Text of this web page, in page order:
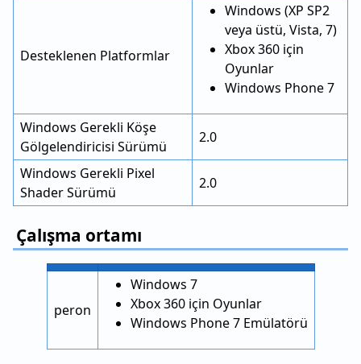
Desteklenen Platformlar
Windows (XP SP2
veya üstü, Vista, 7)
Xbox 360 için
Oyunlar
Windows Phone 7
Windows Gerekli Köşe
Gölgelendiricisi Sürümü
2.0
Windows Gerekli Pixel
Shader Sürümü
2.0
Çalışma ortamı
peron
Windows 7
Xbox 360 için Oyunlar
Windows Phone 7 Emülatörü